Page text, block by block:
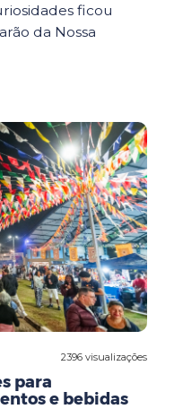
ficou
da Nossa
2396 visualizações
para
e bebidas